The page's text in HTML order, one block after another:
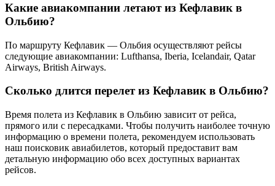
Какие авиакомпании летают из Кефлавик в
Ольбию?
По маршруту Кефлавик — Ольбия осуществляют рейсы
следующие авиакомпании: Lufthansa, Iberia, Icelandair, Qatar
Airways, British Airways.
Сколько длится перелет из Кефлавик в Ольбию?
Время полета из Кефлавик в Ольбию зависит от рейса,
прямого или с пересадками. Чтобы получить наиболее точную
информацию о времени полета, рекомендуем использовать
наш поисковик авиабилетов, который предоставит вам
детальную информацию обо всех доступных вариантах
рейсов.